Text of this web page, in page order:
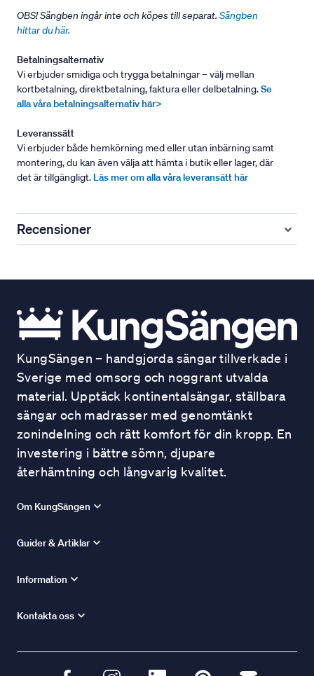
OBS! Sängben ingår inte och köpes till separat. Sängben
hittar du här.
Betalningsalternativ
Vi erbjuder smidiga och trygga betalningar – välj mellan
kortbetalning, direktbetalning, faktura eller delbetalning.Se
alla våra betalningsalternativ här>
Leveranssätt
Vi erbjuder både hemkörning med eller utan inbärning samt
montering, du kan även välja att hämta i butik eller lager, där
det är tillgängligt. Läs mer om alla våra leveransätt här
Recensioner
KungSängen – handgjorda sängar tillverkade i
Sverige med omsorg och noggrant utvalda
material. Upptäck kontinentalsängar, ställbara
sängar och madrasser med genomtänkt
zonindelning och rätt komfort för din kropp. En
investering i bättre sömn, djupare
återhämtning och långvarig kvalitet.
Om KungSängen
Guider & Artiklar
Information
Kontakta oss